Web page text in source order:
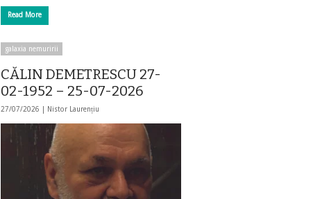
Read More
galaxia nemuririi
CĂLIN DEMETRESCU 27-
02-1952 – 25-07-2026
27/07/2026 | Nistor Laurențiu